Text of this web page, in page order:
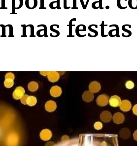
nas